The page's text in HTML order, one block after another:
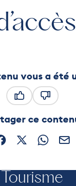
vous a été
ce
Partager surPartager sur
Partager